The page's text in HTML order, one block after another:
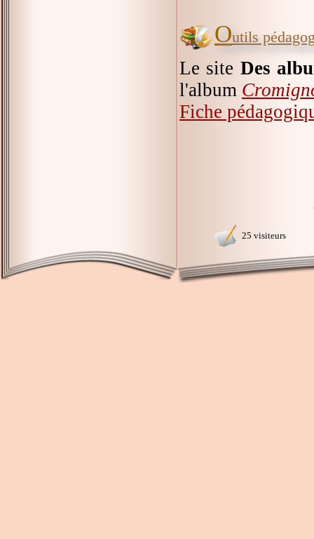
Outils
Le site Des
l'album
Fiche
25 visiteurs